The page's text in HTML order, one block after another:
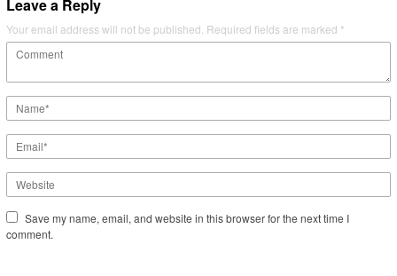
Leave a Reply
Your email address will not be published. Required fields are marked *
Save my name, email, and website in this browser for the next time I
comment.